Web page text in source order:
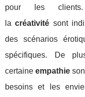
pour les
lacréativité sont
des scénarios
spécifiques. De
certaineempathie
besoins et les